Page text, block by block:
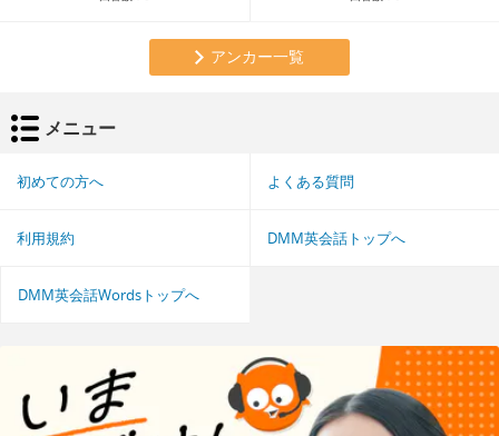
アンカー一覧
メニュー
初めての方へ よくある質問
利用規約 DMM英会話トップへ
DMM英会話Wordsトップへ